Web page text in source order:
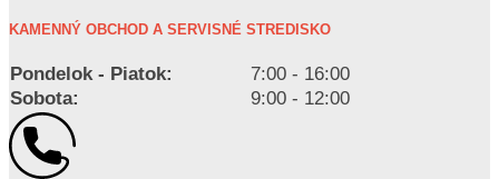
KAMENNÝ OBCHOD A SERVISNÉ STREDISKO
Pondelok - Piatok:
7:00 - 16:00
Sobota:
9:00 - 12:00